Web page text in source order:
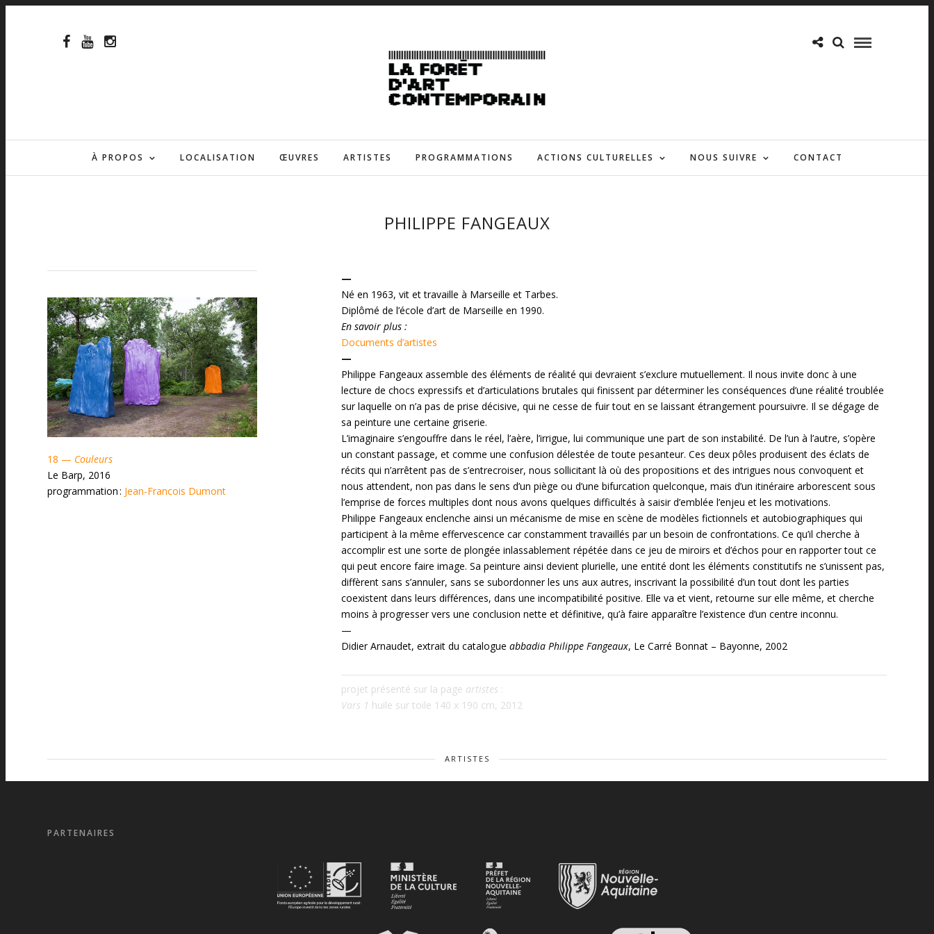
À PROPOS LOCALISATION ŒUVRES ARTISTES PROGRAMMATIONS ACTIONS CULTURELLES NOUS SUIVRE CONTACT
PHILIPPE FANGEAUX
18 — Couleurs
Le Barp, 2016
programmation : Jean-Francois Dumont
—
Né en 1963, vit et travaille à Marseille et Tarbes.
Diplômé de l’école d’art de Marseille en 1990.
En savoir plus :
Documents d’artistes
—
Philippe Fangeaux assemble des éléments de réalité qui devraient s’exclure mutuellement. Il nous invite donc à une
lecture de chocs expressifs et d’articulations brutales qui finissent par déterminer les conséquences d’une réalité troublée
sur laquelle on n’a pas de prise décisive, qui ne cesse de fuir tout en se laissant étrangement poursuivre. Il se dégage de
sa peinture une certaine griserie.
L’imaginaire s’engouffre dans le réel, l’aère, l’irrigue, lui communique une part de son instabilité. De l’un à l’autre, s’opère
un constant passage, et comme une confusion délestée de toute pesanteur. Ces deux pôles produisent des éclats de
récits qui n’arrêtent pas de s’entrecroiser, nous sollicitant là où des propositions et des intrigues nous convoquent et
nous attendent, non pas dans le sens d’un piège ou d’une bifurcation quelconque, mais d’un itinéraire arborescent sous
l’emprise de forces multiples dont nous avons quelques difficultés à saisir d’emblée l’enjeu et les motivations.
Philippe Fangeaux enclenche ainsi un mécanisme de mise en scène de modèles fictionnels et autobiographiques qui
participent à la même effervescence car constamment travaillés par un besoin de confrontations. Ce qu’il cherche à
accomplir est une sorte de plongée inlassablement répétée dans ce jeu de miroirs et d’échos pour en rapporter tout ce
qui peut encore faire image. Sa peinture ainsi devient plurielle, une entité dont les éléments constitutifs ne s’unissent pas,
diffèrent sans s’annuler, sans se subordonner les uns aux autres, inscrivant la possibilité d’un tout dont les parties
coexistent dans leurs différences, dans une incompatibilité positive. Elle va et vient, retourne sur elle même, et cherche
moins à progresser vers une conclusion nette et définitive, qu’à faire apparaître l’existence d’un centre inconnu.
—
Didier Arnaudet, extrait du catalogue abbadia Philippe Fangeaux, Le Carré Bonnat – Bayonne, 2002
projet présenté sur la page artistes :
Vars 1 huile sur toile 140 x 190 cm, 2012
ARTISTES
PARTENAIRES